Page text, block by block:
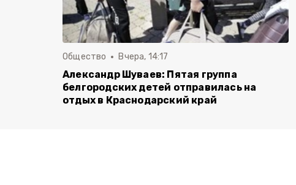
Общество Вчера, 14:17
Александр Шуваев: Пятая группа
белгородских детей отправилась на
отдых в Краснодарский край